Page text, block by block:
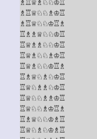
♗♖♕♘♘♗♔♖
♗♖♕♘♘♔♖♗
♖♗♗♕♘♘♔♖
♖♕♗♗♘♘♔♖
♖♕♗♘♘♗♔♖
♖♕♗♘♘♔♖♗
♖♗♕♘♗♘♔♖
♖♕♘♗♗♘♔♖
♖♕♘♘♗♗♔♖
♖♕♘♘♗♔♖♗
♖♗♕♘♘♔♗♖
♖♕♘♗♘♔♗♖